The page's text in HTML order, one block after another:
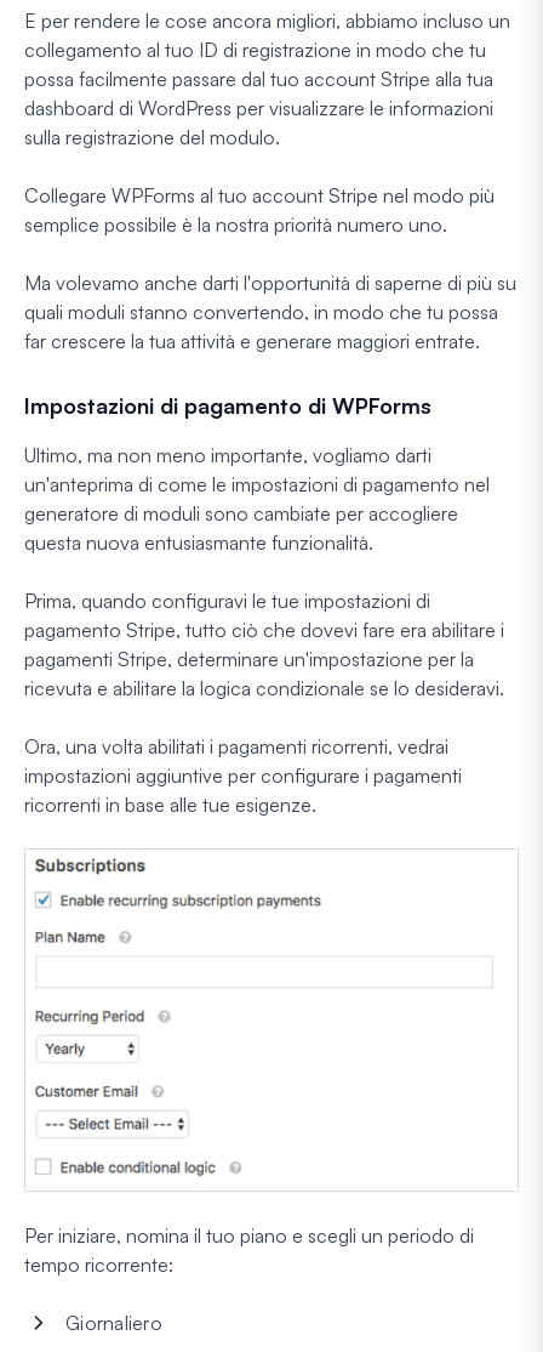
E per rendere le cose ancora migliori, abbiamo incluso un
collegamento al tuo ID di registrazione in modo che tu
possa facilmente passare dal tuo account Stripe alla tua
dashboard di WordPress per visualizzare le informazioni
sulla registrazione del modulo.
Collegare WPForms al tuo account Stripe nel modo più
semplice possibile è la nostra priorità numero uno.
Ma volevamo anche darti l'opportunità di saperne di più su
quali moduli stanno convertendo, in modo che tu possa
far crescere la tua attività e generare maggiori entrate.
Impostazioni di pagamento di WPForms
Ultimo, ma non meno importante, vogliamo darti
un'anteprima di come le impostazioni di pagamento nel
generatore di moduli sono cambiate per accogliere
questa nuova entusiasmante funzionalità.
Prima, quando configuravi le tue impostazioni di
pagamento Stripe, tutto ciò che dovevi fare era abilitare i
pagamenti Stripe, determinare un'impostazione per la
ricevuta e abilitare la logica condizionale se lo desideravi.
Ora, una volta abilitati i pagamenti ricorrenti, vedrai
impostazioni aggiuntive per configurare i pagamenti
ricorrenti in base alle tue esigenze.
Per iniziare, nomina il tuo piano e scegli un periodo di
tempo ricorrente:
Giornaliero